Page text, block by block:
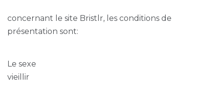
concernant le site Bristlr, les conditions de
présentation sont:
Le sexe
vieillir